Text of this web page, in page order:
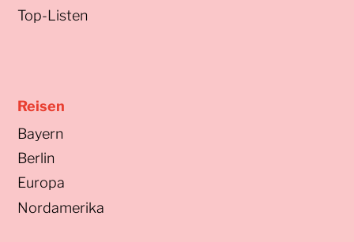
Top-Listen
Reisen
Bayern
Berlin
Europa
Nordamerika